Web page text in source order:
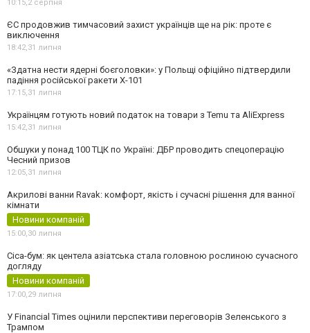
10:15,2 серпня
ЄС продовжив тимчасовий захист українців ще на рік: проте є
виключення
18:42,31 липня
«Здатна нести ядерні боєголовки»: у Польщі офіційно підтвердили
падіння російської ракети Х-101
17:15,31 липня
Українцям готують новий податок на товари з Temu та AliExpress
15:42,31 липня
Обшуки у понад 100 ТЦК по Україні: ДБР проводить спецоперацію
Чесний призов
12:05,31 липня
Акрилові ванни Ravak: комфорт, якість і сучасні рішення для ванної
кімнати
Новини компаній
15:00,30 липня
Cica-бум: як центела азіатська стала головною рослиною сучасного
догляду
Новини компаній
17:00,29 липня
У Financial Times оцінили перспективи переговорів Зеленського з
Трампом